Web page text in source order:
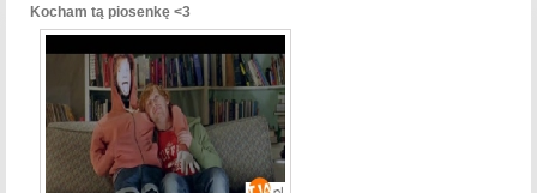
Kocham tą piosenkę <3